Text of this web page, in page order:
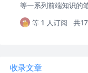
等一系列前端知识的笔
等 1 人订阅 共
收录文章